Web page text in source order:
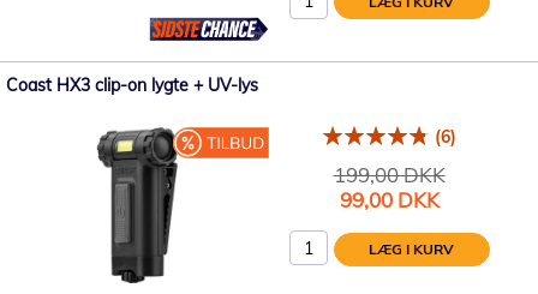
Coast HX3 clip-on lygte + UV-lys
(6)
199,00 DKK
Tilbudspris
99,00 DKK
LÆG I KURV